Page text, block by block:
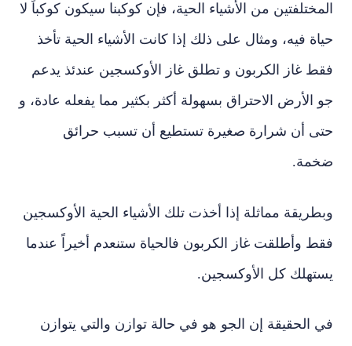
المختلفتين من الأشياء الحية، فإن كوكبنا سيكون كوكباً لا
حياة فيه، ومثال على ذلك إذا كانت الأشياء الحية تأخذ
فقط غاز الكربون و تطلق غاز الأوكسجين عندئذ يدعم
جو الأرض الاحتراق بسهولة أكثر بكثير مما يفعله عادة، و
حتى أن شرارة صغيرة تستطيع أن تسبب حرائق
ضخمة.
وبطريقة مماثلة إذا أخذت تلك الأشياء الحية الأوكسجين
فقط وأطلقت غاز الكربون فالحياة ستنعدم أخيراً عندما
يستهلك كل الأوكسجين.
في الحقيقة إن الجو هو في حالة توازن والتي يتوازن